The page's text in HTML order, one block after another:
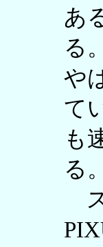
あ
る
や
て
も
る。